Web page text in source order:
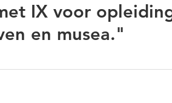
IX voor
en musea."